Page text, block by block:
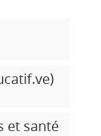
et santé